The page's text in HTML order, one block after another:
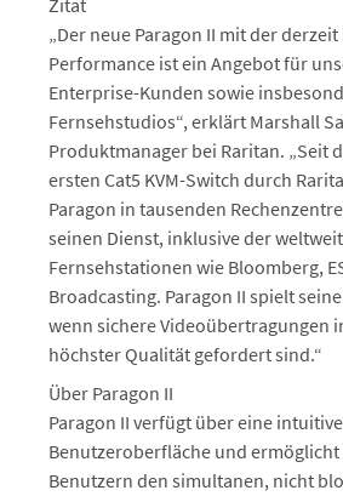
Zitat
„Der neue Paragon II mit der
Performance ist ein Angebot für
Enterprise-Kunden sowie
Fernsehstudios“, erklärt Marshall
Produktmanager bei Raritan. „Seit
ersten Cat5 KVM-Switch durch
Paragon in tausenden
seinen Dienst, inklusive der
Fernsehstationen wie Bloomberg,
Broadcasting. Paragon II spielt
wenn sichere Videoübertragungen
höchster Qualität gefordert sind.“
Über Paragon II
Paragon II verfügt über eine intuitive
Benutzeroberfläche und ermöglicht
Benutzern den simultanen, nicht